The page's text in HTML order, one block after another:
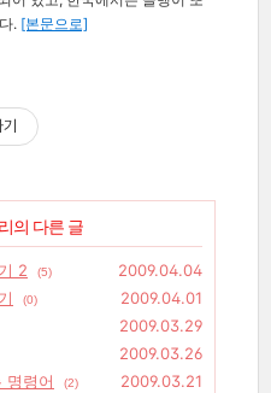
. [본문으로]
의 다른 글
2 (5)
2009.04.04
(0)
2009.04.01
2009.03.29
2009.03.26
명령어
(2) 2009.03.21